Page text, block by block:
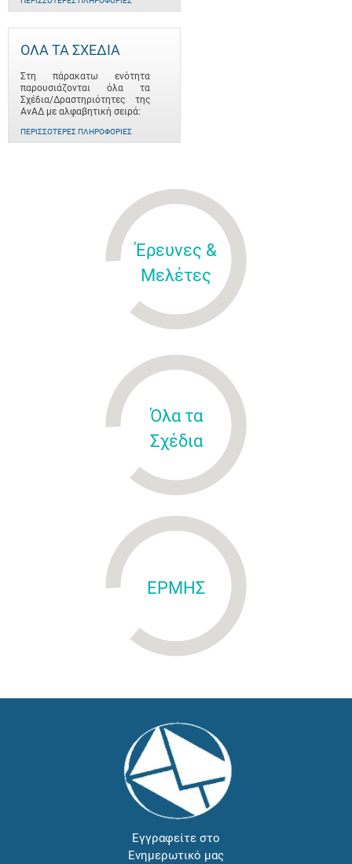
ΟΛΑ ΤΑ ΣΧΕΔΙΑ
Στη πάρακατω ενότητα
παρουσιάζονται όλα τα
Σχέδια/Δραστηριότητες της
ΑνΑΔ με αλφαβητική σειρά:
ΠΕΡΙΣΣΌΤΕΡΕΣ ΠΛΗΡΟΦΟΡΊΕΣ
Έρευνες &
Μελέτες
Όλα τα
Σχέδια
ΕΡΜΗΣ
Εγγραφείτε στο
Ενημερωτικό μας